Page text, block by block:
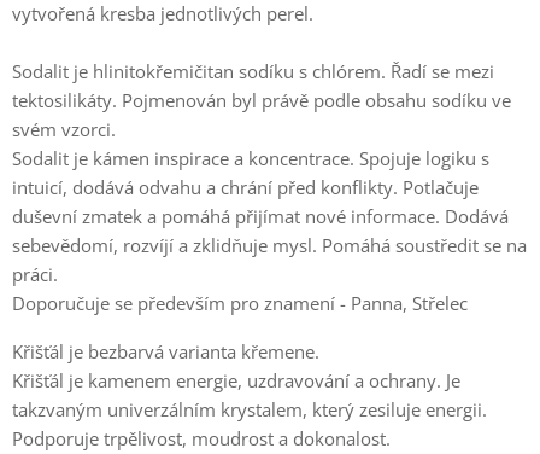
vytvořená kresba jednotlivých perel.
Sodalit je hlinitokřemičitan sodíku s chlórem. Řadí se mezi
tektosilikáty. Pojmenován byl právě podle obsahu sodíku ve
svém vzorci.
Sodalit je kámen inspirace a koncentrace. Spojuje logiku s
intuicí, dodává odvahu a chrání před konflikty. Potlačuje
duševní zmatek a pomáhá přijímat nové informace. Dodává
sebevědomí, rozvíjí a zklidňuje mysl. Pomáhá soustředit se na
práci.
Doporučuje se především pro znamení - Panna, Střelec
Křišťál je bezbarvá varianta křemene.
Křišťál je kamenem energie, uzdravování a ochrany. Je
takzvaným univerzálním krystalem, který zesiluje energii.
Podporuje trpělivost, moudrost a dokonalost.